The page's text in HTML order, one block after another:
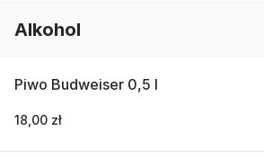
Alkohol
Piwo Budweiser 0,5 l
18,00 zł